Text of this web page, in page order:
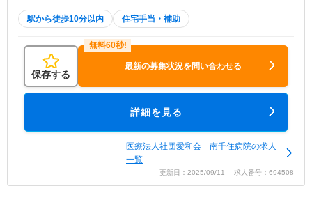
駅から徒歩10分以内 住宅手当・補助
保存する
最新の募集状況を問い合わせる
詳細を見る
医療法人社団愛和会 南千住病院の求人
一覧
更新日：2025/09/11 求人番号：694508